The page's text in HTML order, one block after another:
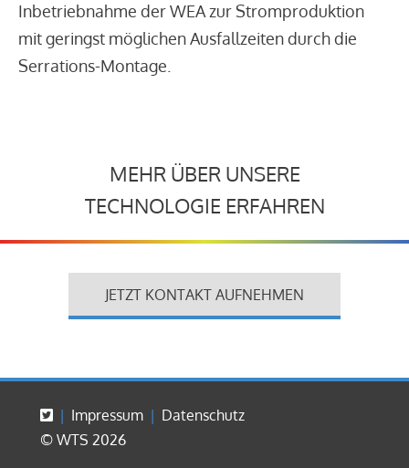
Inbetriebnahme der WEA zur Stromproduktion
mit geringst möglichen Ausfallzeiten durch die
Serrations-Montage.
MEHR ÜBER UNSERE
TECHNOLOGIE ERFAHREN
JETZT KONTAKT AUFNEHMEN
Impressum
Datenschutz
© WTS 2026